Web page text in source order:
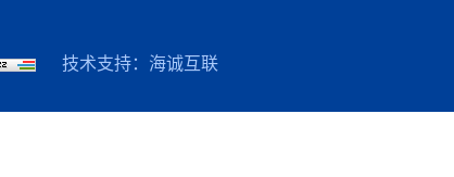
技术支持：海诚互联